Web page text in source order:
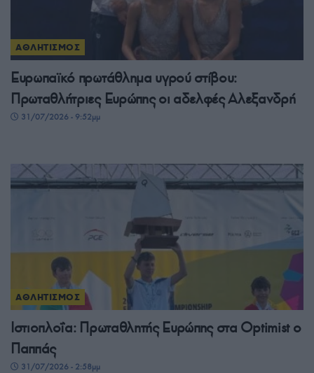
ΑΘΛΗΤΙΣΜΟΣ
Ευρωπαϊκό πρωτάθλημα υγρού στίβου:
Πρωταθλήτριες Ευρώπης οι αδελφές Αλεξανδρή
31/07/2026 - 9:52μμ
ΑΘΛΗΤΙΣΜΟΣ
Ιστιοπλοΐα: Πρωταθλητής Ευρώπης στα Optimist ο
Παππάς
31/07/2026 - 2:58μμ